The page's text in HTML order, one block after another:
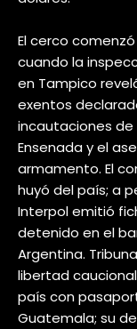
El cerco
cuando la
en Tampico
exentos
incautaciones de
Ensenada y el
armamento. El
huyó del país; a
Interpol emitió
detenido en el
Argentina.
libertad
país con
Guatemala; su